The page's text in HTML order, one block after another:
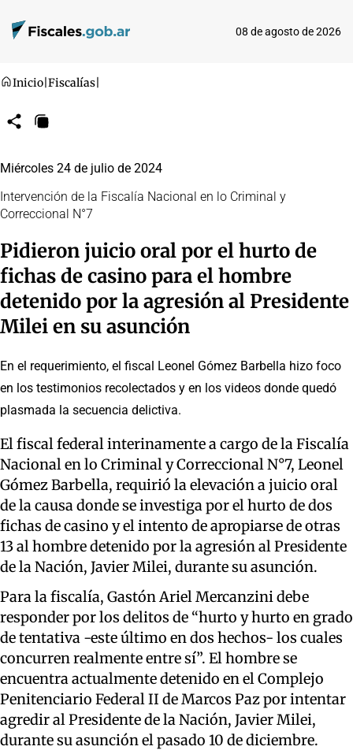
08 de agosto de 2026
Inicio Fiscalías
CompartirCopiar
Miércoles 24 de julio de 2024
Intervención de la Fiscalía Nacional en lo Criminal y
Correccional N°7
Pidieron juicio oral por el hurto de
fichas de casino para el hombre
detenido por la agresión al Presidente
Milei en su asunción
En el requerimiento, el fiscal Leonel Gómez Barbella hizo foco
en los testimonios recolectados y en los videos donde quedó
plasmada la secuencia delictiva.
El fiscal federal interinamente a cargo de la Fiscalía
Nacional en lo Criminal y Correccional N°7, Leonel
Gómez Barbella, requirió la elevación a juicio oral
de la causa donde se investiga por el hurto de dos
fichas de casino y el intento de apropiarse de otras
13 al hombre detenido por la agresión al Presidente
de la Nación, Javier Milei, durante su asunción.
Para la fiscalía, Gastón Ariel Mercanzini debe
responder por los delitos de “hurto y hurto en grado
de tentativa -este último en dos hechos- los cuales
concurren realmente entre sí”. El hombre se
encuentra actualmente detenido en el Complejo
Penitenciario Federal II de Marcos Paz por intentar
agredir al Presidente de la Nación, Javier Milei,
durante su asunción el pasado 10 de diciembre.